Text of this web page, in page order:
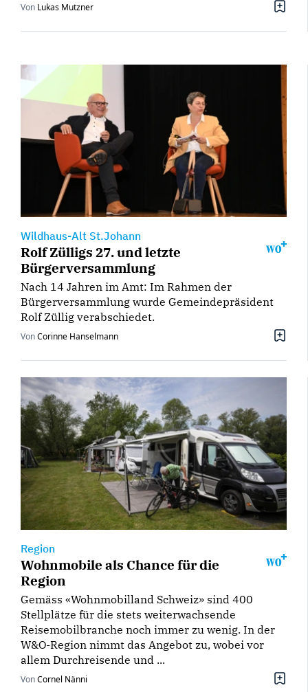
Von Lukas Mutzner
Wildhaus-Alt St.Johann
Rolf Zülligs 27. und letzte
Bürgerversammlung
Nach 14 Jahren im Amt: Im Rahmen der
Bürgerversammlung wurde Gemeindepräsident
Rolf Züllig verabschiedet.
VonCorinne Hanselmann
Region
Wohnmobile als Chance für die
Region
Gemäss «Wohnmobilland Schweiz» sind 400
Stellplätze für die stets weiterwachsende
Reisemobilbranche noch immer zu wenig. In der
W&O-Region nimmt das Angebot zu, wobei vor
allem Durchreisende und ...
VonCornel Nänni